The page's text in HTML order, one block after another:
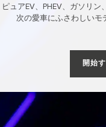
ピュアEV、PHEV、ガソリ
次の愛車にふさわしいモ
開始